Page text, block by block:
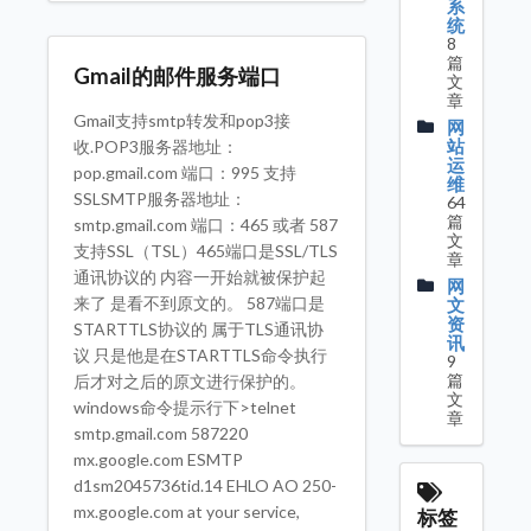
Gmail的邮件服务端口
Gmail支持smtp转发和pop3接
收.POP3服务器地址：
pop.gmail.com 端口：995 支持
SSLSMTP服务器地址：
smtp.gmail.com 端口：465 或者 587
支持SSL（TSL）465端口是SSL/TLS
通讯协议的 内容一开始就被保护起
来了 是看不到原文的。 587端口是
STARTTLS协议的 属于TLS通讯协
议 只是他是在STARTTLS命令执行
后才对之后的原文进行保护的。
windows命令提示行下>telnet
smtp.gmail.com 587220
mx.google.com ESMTP
d1sm2045736tid.14 EHLO AO 250-
mx.google.com at your service,
系
统
8
篇
文
章
网
站
运
维
64
篇
文
章
网
文
资
讯
9
篇
文
章
标签